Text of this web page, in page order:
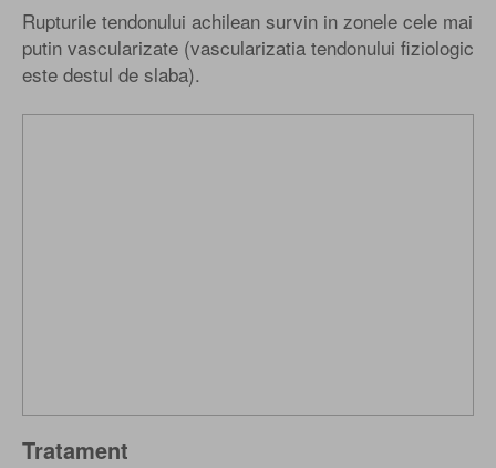
Rupturile tendonului achilean survin in zonele cele mai
putin vascularizate (vascularizatia tendonului fiziologic
este destul de slaba).
Tratament